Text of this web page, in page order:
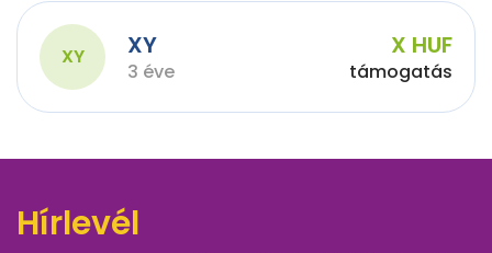
XY XY
3 éve
X HUF
támogatás
Hírlevél